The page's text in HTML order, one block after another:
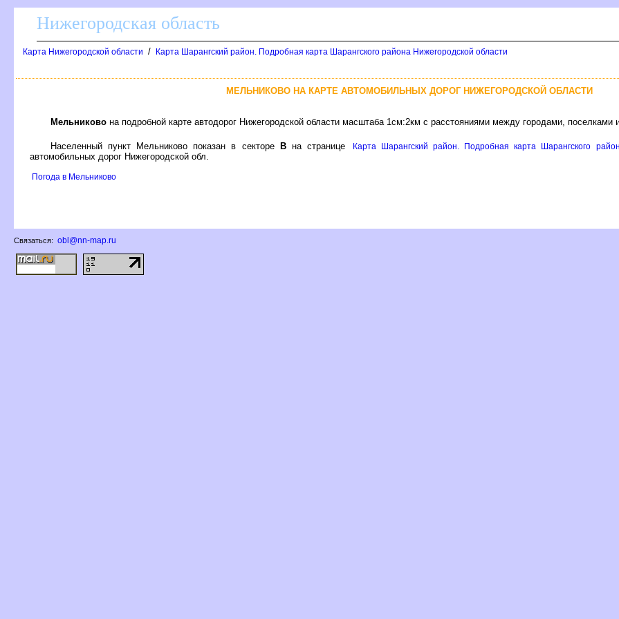
Нижегородская область
Карта Нижегородской области / Карта Шарангский район. Подробная карта Шарангского района Нижегородской области
МЕЛЬНИКОВО НА КАРТЕ АВТОМОБИЛЬНЫХ ДОРОГ НИЖЕГОРОДСКОЙ ОБЛАСТИ
Мельниково на подробной карте автодорог Нижегородской области масштаба 1см:2км с расстояниями между городами, поселками
Населенный пункт Мельниково показан в секторе на странице Карта Шарангский район. Подробная карта Шарангского
автомобильных дорог Нижегородской обл.
Погода в Мельниково
Связаться: obl@nn-map.ru